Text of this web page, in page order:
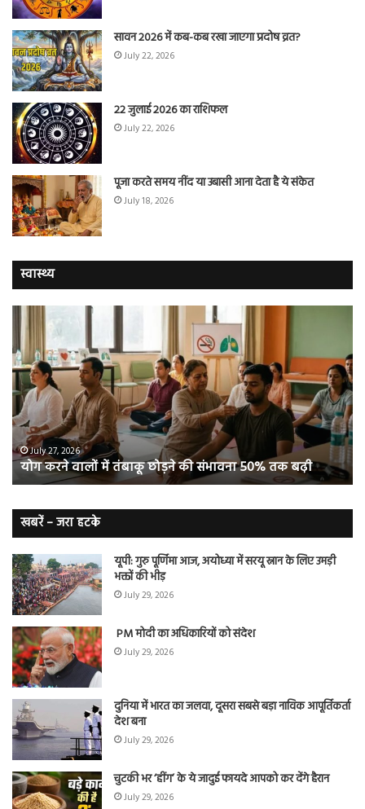
सावन 2026 में कब-कब रखा जाएगा प्रदोष व्रत?
July 22, 2026
22 जुलाई 2026 का राशिफल
July 22, 2026
पूजा करते समय नींद या उबासी आना देता है ये संकेत
July 18, 2026
स्वास्थ्य
करने
वालों
में
तंबाकू
छोड़ने
की
संभावना
50%
तक
बढ़ी
July 27, 2026
योग करने वालों में तंबाकू छोड़ने की संभावना 50% तक बढ़ी
को
रहे
थे
‘ब्रेन
वह
खबरें – जरा हटके
यूपी: गुरु पूर्णिमा आज, अयोध्या में सरयू स्नान के लिए उमड़ी
भक्तों की भीड़
July 29, 2026
PM मोदी का अधिकारियों को संदेश
July 29, 2026
दुनिया में भारत का जलवा, दूसरा सबसे बड़ा नाविक आपूर्तिकर्ता
देश बना
July 29, 2026
चुटकी भर ‘हींग’ के ये जादुई फायदे आपको कर देंगे हैरान
July 29, 2026